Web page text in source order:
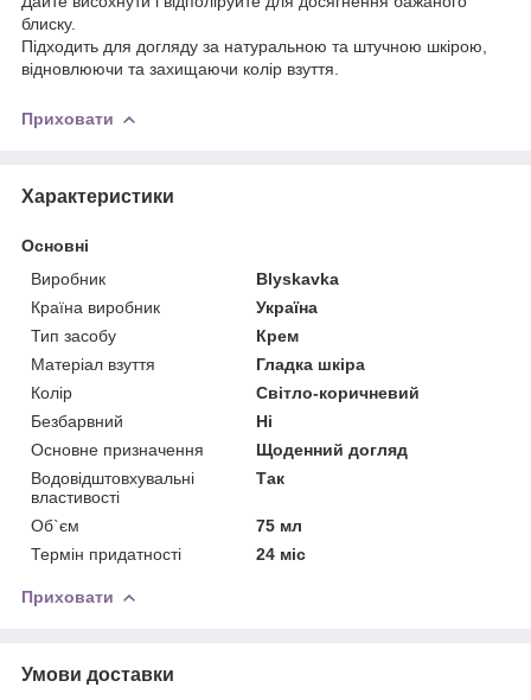
блиску.
Підходить для догляду за натуральною та штучною шкірою,
відновлюючи та захищаючи колір взуття.
Приховати
Характеристики
Основні
Виробник
Blyskavka
Країна виробник
Україна
Тип засобу
Крем
Матеріал взуття
Гладка шкіра
Колір
Світло-коричневий
Безбарвний
Ні
Основне призначення
Щоденний догляд
Водовідштовхувальні
властивості
Так
Об`єм
75 мл
Термін придатності
24 міс
Приховати
Умови доставки